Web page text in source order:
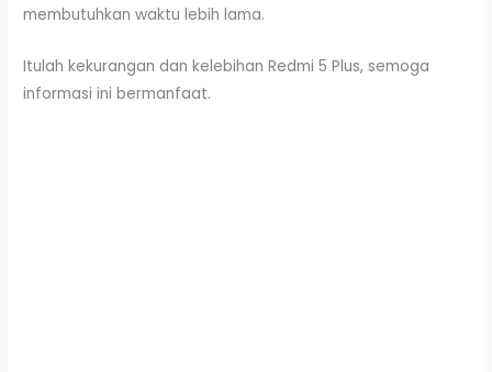
membutuhkan waktu lebih lama.
Itulah kekurangan dan kelebihan Redmi 5 Plus, semoga
informasi ini bermanfaat.